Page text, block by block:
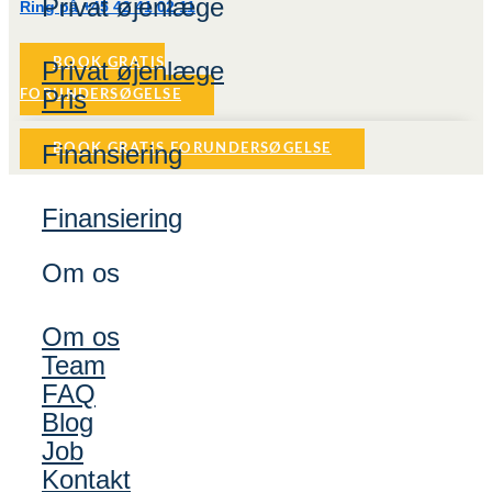
Ring på +45 42 41 02 11
BOOK GRATIS
FORUNDERSØGELSE
BOOK GRATIS FORUNDERSØGELSE
Privat øjenlæge
Privat øjenlæge
Pris
Finansiering
Finansiering
Om os
Om os
Team
FAQ
Blog
Job
Kontakt